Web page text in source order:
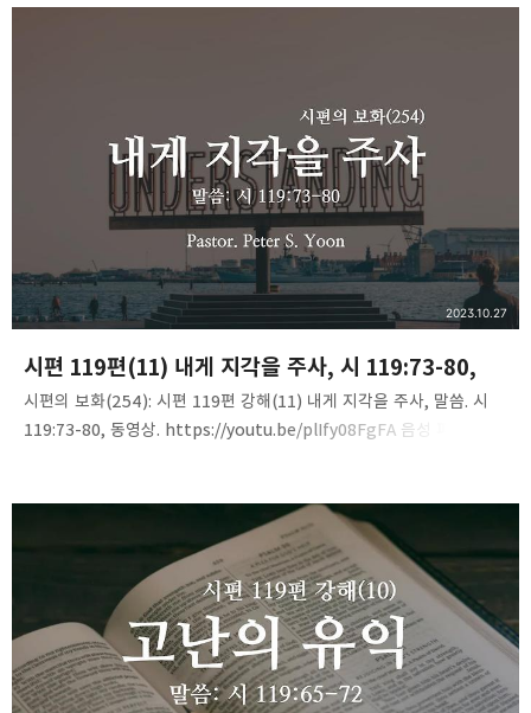
Graceful, Wonderful, Powerful, Inspirational
구독하기
카카오스토리 밴드 네이버 블로그
시편 119편(11) 내게 지각을 주사, 시 119:73-80,
2023.10.27
시편의 보화(254): 시편 119편 강해(11) 내게 지각을 주사, 말씀. 시
119:73-80, 동영상. https://youtu.be/plIfy08FgFA 음성 파일.